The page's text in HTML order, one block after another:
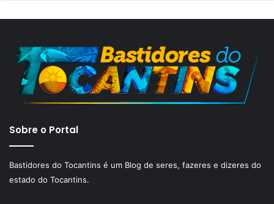
Sobre o Portal
Bastidores do Tocantins é um Blog de seres, fazeres e dizeres do
estado do Tocantins.